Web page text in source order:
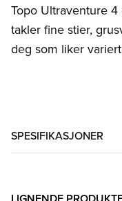
Topo Ultraventure
takler fine stier,
deg som liker
SPESIFIKASJONER